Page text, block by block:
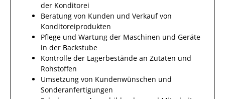
der Konditorei
Beratung von Kunden und Verkauf von
Konditoreiprodukten
Pflege und Wartung der Maschinen und Geräte
in der Backstube
Kontrolle der Lagerbestände an Zutaten und
Rohstoffen
Umsetzung von Kundenwünschen und
Sonderanfertigungen